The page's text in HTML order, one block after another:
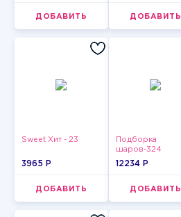
ДОБАВИТЬ ДОБАВИТЬ
Sweet Хит - 23
3965 P
ДОБАВИТЬ
Подборка
шаров-324
12234 P
ДОБАВИТЬ